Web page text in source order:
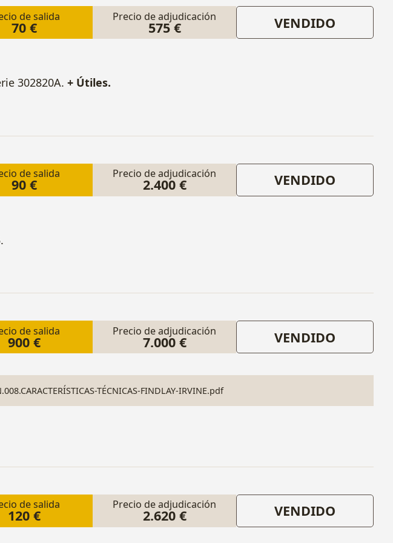
de salida
70 €
Precio de adjudicación
575 € VENDIDO
302820A. + Útiles.
de salida
90 €
Precio de adjudicación
2.400 € VENDIDO
de salida
900 €
Precio de adjudicación
7.000 € VENDIDO
TÉCNICAS-FINDLAY-IRVINE.pdf
de salida
120 €
Precio de adjudicación
2.620 € VENDIDO